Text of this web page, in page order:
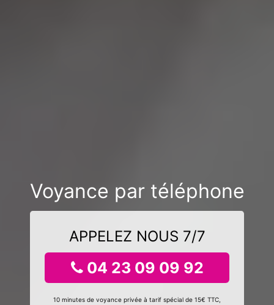
Voyance par téléphone
APPELEZ NOUS 7/7
04 23 09 09 92
10 minutes de voyance privée à tarif spécial de 15€ TTC,